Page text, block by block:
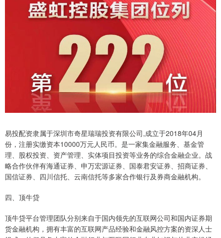
易投配资隶属于深圳市奇星瑞瑞投资有限公司,成立于2018年04月
份，注册实缴资本10000万元人民币。是一家集金融服务、基金管
理、股权投资、资产管理、实体项目投资等业务的综合金融企业。战
略合作伙伴有海通证券、申万宏源证券、国泰君安证券、招商证券、
国信证券、四川信托、云南信托等多家合作银行及券商金融机构。
四、顶牛贷
顶牛贷平台管理团队分别来自于国内领先的互联网公司和国内证券期
货金融机构，拥有丰富的互联网产品经验和金融风控方案的资深人士